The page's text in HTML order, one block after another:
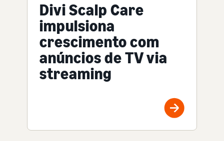
Divi Scalp Care
impulsiona
crescimento com
anúncios de TV via
streaming